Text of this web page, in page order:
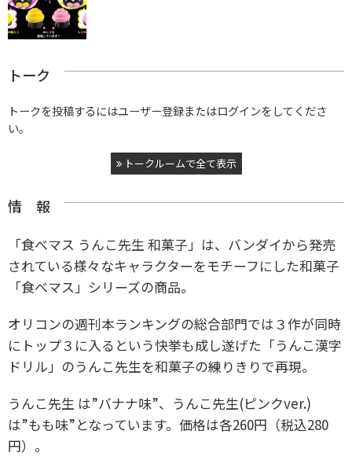
トーク
トークを投稿するにはユーザー登録またはログインをしてくださ
い。
トークルームで全て表示
情 報
「食べマス うんこ先生 和菓子」は、バンダイから発売
されている様々なキャラクターをモチーフにした和菓子
「食べマス」シリーズの商品。
オリコンの週刊本ランキングの総合部門では３作が同時
にトップ３に入るという快挙も成し遂げた「うんこ漢字
ドリル」のうんこ先生を和菓子の練りきりで再現。
うんこ先生 は”バナナ味”、うんこ先生(ピンクver.)
は”もも味”となっています。価格は各260円（税込280
円）。